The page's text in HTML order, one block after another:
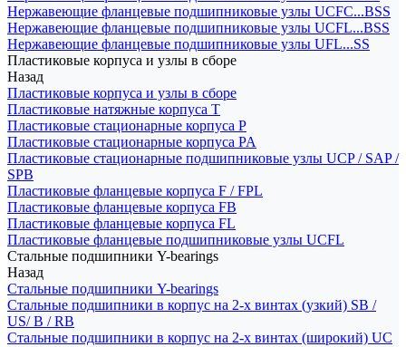
Нержавеющие фланцевые подшипниковые узлы UCFC...BSS
Нержавеющие фланцевые подшипниковые узлы UCFL...BSS
Нержавеющие фланцевые подшипниковые узлы UFL...SS
Пластиковые корпуса и узлы в сборе
Назад
Пластиковые корпуса и узлы в сборе
Пластиковые натяжные корпуса T
Пластиковые стационарные корпуса P
Пластиковые стационарные корпуса PA
Пластиковые стационарные подшипниковые узлы UCP / SAP /
SPB
Пластиковые фланцевые корпуса F / FPL
Пластиковые фланцевые корпуса FB
Пластиковые фланцевые корпуса FL
Пластиковые фланцевые подшипниковые узлы UCFL
Стальные подшипники Y-bearings
Назад
Стальные подшипники Y-bearings
Стальные подшипники в корпус на 2-х винтах (узкий) SB /
US/ B / RB
Стальные подшипники в корпус на 2-х винтах (широкий) UC